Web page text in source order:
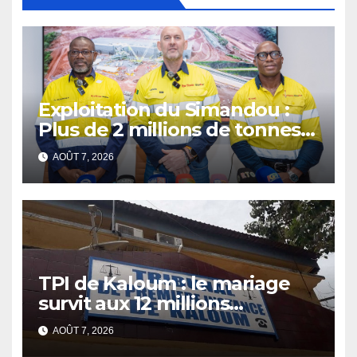
Exploitation du Simandou :
Plus de 2 millions de tonnes
de fer exportées
AOÛT 7, 2026
TPI de Kaloum : le mariage
survit aux 12 millions
détournés
AOÛT 7, 2026